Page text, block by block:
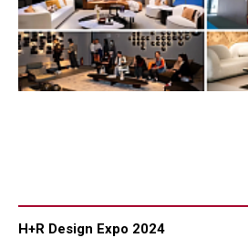
H+R Design Expo 2024